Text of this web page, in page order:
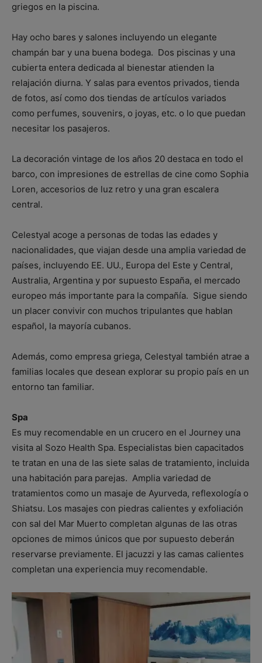
griegos en la piscina.
Hay ocho bares y salones incluyendo un elegante
champán bar y una buena bodega. Dos piscinas y una
cubierta entera dedicada al bienestar atienden la
relajación diurna. Y salas para eventos privados, tienda
de fotos, así como dos tiendas de artículos variados
como perfumes, souvenirs, o joyas, etc. o lo que puedan
necesitar los pasajeros.
La decoración vintage de los años 20 destaca en todo el
barco, con impresiones de estrellas de cine como Sophia
Loren, accesorios de luz retro y una gran escalera
central.
Celestyal acoge a personas de todas las edades y
nacionalidades, que viajan desde una amplia variedad de
países, incluyendo EE. UU., Europa del Este y Central,
Australia, Argentina y por supuesto España, el mercado
europeo más importante para la compañía. Sigue siendo
un placer convivir con muchos tripulantes que hablan
español, la mayoría cubanos.
Además, como empresa griega, Celestyal también atrae a
familias locales que desean explorar su propio país en un
entorno tan familiar.
Spa
Es muy recomendable en un crucero en el Journey una
visita al Sozo Health Spa. Especialistas bien capacitados
te tratan en una de las siete salas de tratamiento, incluida
una habitación para parejas. Amplia variedad de
tratamientos como un masaje de Ayurveda, reflexología o
Shiatsu. Los masajes con piedras calientes y exfoliación
con sal del Mar Muerto completan algunas de las otras
opciones de mimos únicos que por supuesto deberán
reservarse previamente. El jacuzzi y las camas calientes
completan una experiencia muy recomendable.